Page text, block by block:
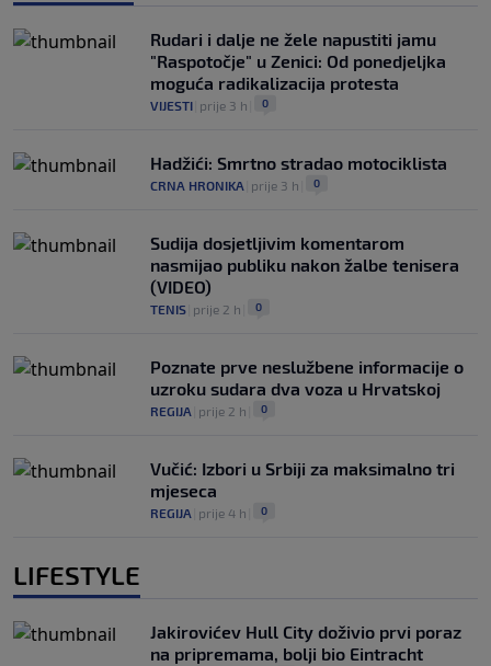
Rudari i dalje ne žele napustiti jamu
"Raspotočje" u Zenici: Od ponedjeljka
moguća radikalizacija protesta
VIJESTI prije 3 h 0
Hadžići: Smrtno stradao motociklista
CRNA HRONIKA prije 3 h 0
Sudija dosjetljivim komentarom
nasmijao publiku nakon žalbe tenisera
(VIDEO)
TENIS prije 2 h 0
Poznate prve neslužbene informacije o
uzroku sudara dva voza u Hrvatskoj
REGIJA prije 2 h 0
Vučić: Izbori u Srbiji za maksimalno tri
mjeseca
REGIJA prije 4 h 0
LIFESTYLE
Jakirovićev Hull City doživio prvi poraz
na pripremama, bolji bio Eintracht